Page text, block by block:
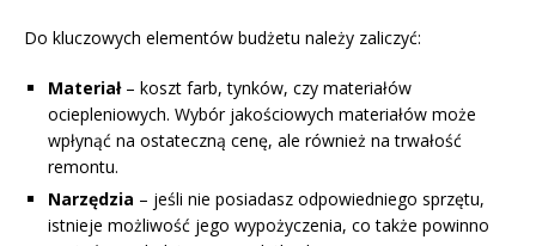
Do kluczowych elementów budżetu należy zaliczyć:
Materiał– koszt farb, tynków, czy materiałów
ociepleniowych. Wybór jakościowych materiałów może
wpłynąć na ostateczną cenę, ale również na trwałość
remontu.
Narzędzia – jeśli nie posiadasz odpowiedniego sprzętu,
istnieje możliwość jego wypożyczenia, co także powinno